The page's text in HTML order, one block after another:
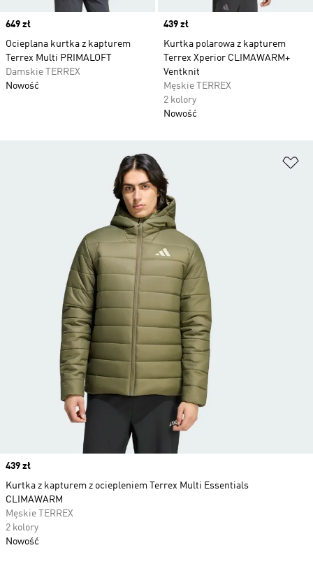
Price
649 zł
Ocieplana kurtka z kapturem
Terrex Multi PRIMALOFT
Damskie TERREX
Nowość
Price
439 zł
Kurtka polarowa z kapturem
Terrex Xperior CLIMAWARM+
Ventknit
Męskie TERREX
2 kolory
Nowość
Price
439 zł
Kurtka z kapturem z ociepleniem Terrex Multi Essentials
CLIMAWARM
Męskie TERREX
2 kolory
Nowość